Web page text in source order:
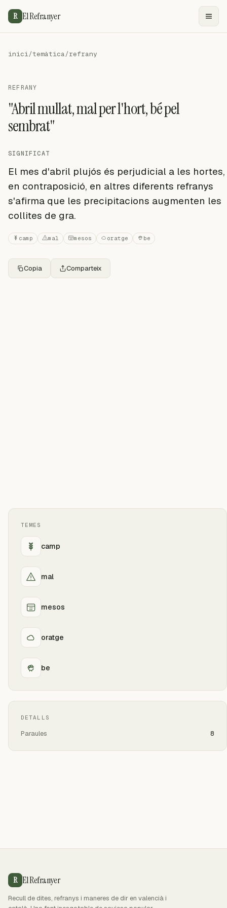
R El Refranyer
inici/temàtica/refrany
REFRANY
"Abril mullat, mal per l'hort, bé pel
sembrat"
SIGNIFICAT
El mes d'abril plujós és perjudicial a les hortes,
en contraposició, en altres diferents refranys
s'afirma que les precipitacions augmenten les
collites de gra.
camp mal mesos oratge be
Copia Comparteix
TEMES
camp
mal
mesos
oratge
be
DETALLS
Paraules 8
R El Refranyer
Recull de dites, refranys i maneres de dir en valencià i